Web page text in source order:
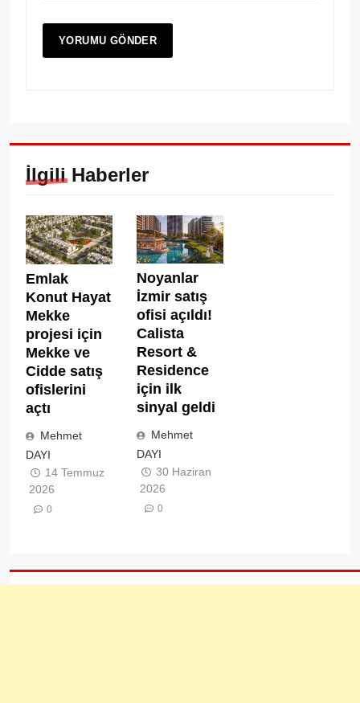
İlgili Haberler
Emlak
Konut Hayat
Mekke
projesi için
Mekke ve
Cidde satış
ofislerini
açtı
Mehmet
DAYI
14 Temmuz
2026
0
Noyanlar
İzmir satış
ofisi açıldı!
Calista
Resort &
Residence
için ilk
sinyal geldi
Mehmet
DAYI
30 Haziran
2026
0